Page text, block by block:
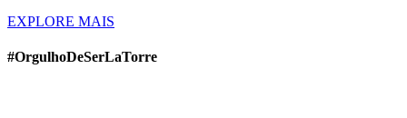
EXPLORE MAIS
#OrgulhoDeSerLaTorre